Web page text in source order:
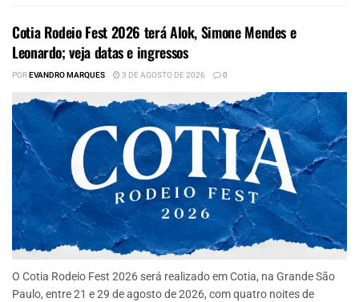
Cotia Rodeio Fest 2026 terá Alok, Simone Mendes e
Leonardo; veja datas e ingressos
POREVANDRO MARQUES 3 DE AGOSTO DE 2026 0
O Cotia Rodeio Fest 2026 será realizado em Cotia, na Grande São
Paulo, entre 21 e 29 de agosto de 2026, com quatro noites de